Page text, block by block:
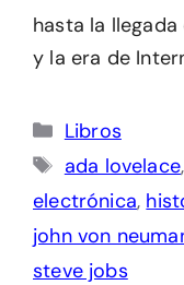
hasta la
y la era de
Categorías
Libros
Etiquetas
ada lovelace,
electrónica,
john von
steve jobs